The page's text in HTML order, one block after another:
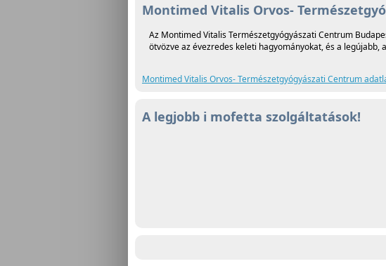
Montimed Vitalis Orvos-
Az Montimed Vitalis Természetgyógyászati Centrum
ötvözve az évezredes keleti hagyományokat, és a
Montimed Vitalis Orvos- Természetgyógyászati Centrum
A legjobb i mofetta szolgáltatások!